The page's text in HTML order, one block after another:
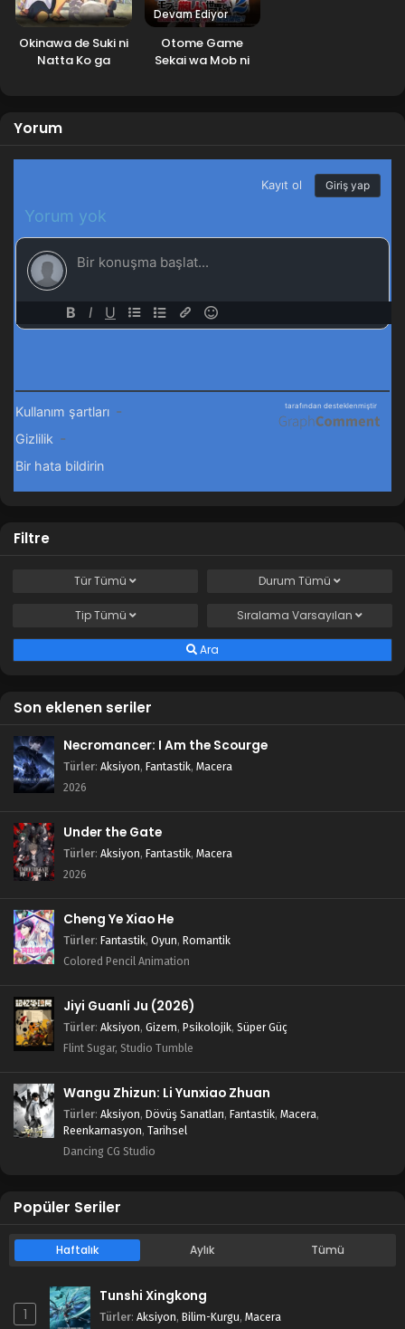
Okinawa de Suki ni
Natta Ko ga
Devam Ediyor
Otome Game
Sekai wa Mob ni
Yorum
Filtre
TürTümü Durum Tümü
TipTümü Sıralama Varsayılan
Ara
Son eklenen seriler
Necromancer: I Am the Scourge
Türler: Aksiyon, Fantastik, Macera
2026
Under the Gate
Türler: Aksiyon, Fantastik, Macera
2026
Cheng Ye Xiao He
Türler: Fantastik, Oyun, Romantik
Colored Pencil Animation
Jiyi Guanli Ju (2026)
Türler: Aksiyon, Gizem, Psikolojik, Süper Güç
Flint Sugar, Studio Tumble
Wangu Zhizun: Li Yunxiao Zhuan
Türler: Aksiyon, Dövüş Sanatları, Fantastik, Macera,
Reenkarnasyon, Tarihsel
Dancing CG Studio
Popüler Seriler
Haftalık Aylık Tümü
1
Tunshi Xingkong
Türler: Aksiyon, Bilim-Kurgu, Macera